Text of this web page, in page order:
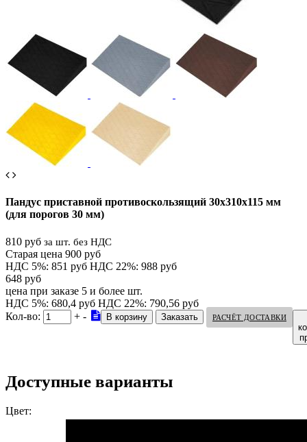
Пандус приставной противоскользящий 30х310х115 мм
(для порогов 30 мм)
810 руб за шт. без НДС
Старая цена 900 руб
НДС 5%: 851 руб НДС 22%: 988 руб
648 руб
цена при заказе 5 и более шт.
НДС 5%: 680,4 руб НДС 22%: 790,56 руб
Кол-во:
+ - РАСЧЁТ ДОСТАВКИ
Доступные варианты
Цвет: